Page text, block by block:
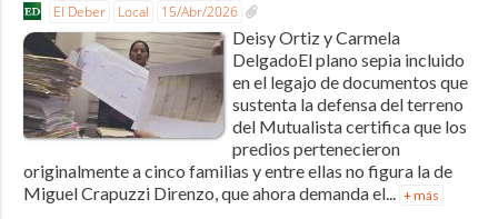
El Deber Local 15/Abr/2026
Deisy Ortiz y Carmela
DelgadoEl plano sepia incluido
en el legajo de documentos que
sustenta la defensa del terreno
del Mutualista certifica que los
predios pertenecieron
originalmente a cinco familias y entre ellas no figura la de
Miguel Crapuzzi Direnzo, que ahora demanda el... + más